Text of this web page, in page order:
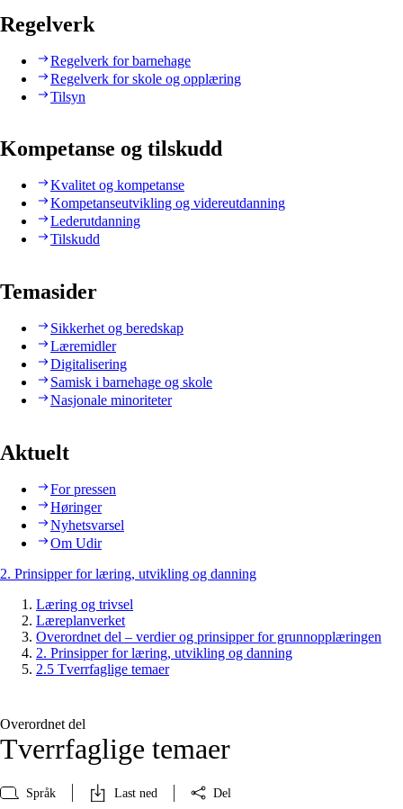
Regelverk
Regelverk for barnehage
Regelverk for skole og opplæring
Tilsyn
Kompetanse og tilskudd
Kvalitet og kompetanse
Kompetanseutvikling og videreutdanning
Lederutdanning
Tilskudd
Temasider
Sikkerhet og beredskap
Læremidler
Digitalisering
Samisk i barnehage og skole
Nasjonale minoriteter
Aktuelt
For pressen
Høringer
Nyhetsvarsel
Om Udir
2. Prinsipper for læring, utvikling og danning
Læring og trivsel
Læreplanverket
Overordnet del – verdier og prinsipper for grunnopplæringen
2. Prinsipper for læring, utvikling og danning
2.5 Tverrfaglige temaer
Overordnet del
Tverrfaglige temaer
Språk Last ned Del